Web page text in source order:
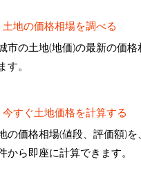
土地の価格相場を調べる
市の土地(地価)の最新の価
す。
今すぐ土地価格を計算する
の価格相場(値段、評価額)
から即座に計算できます。